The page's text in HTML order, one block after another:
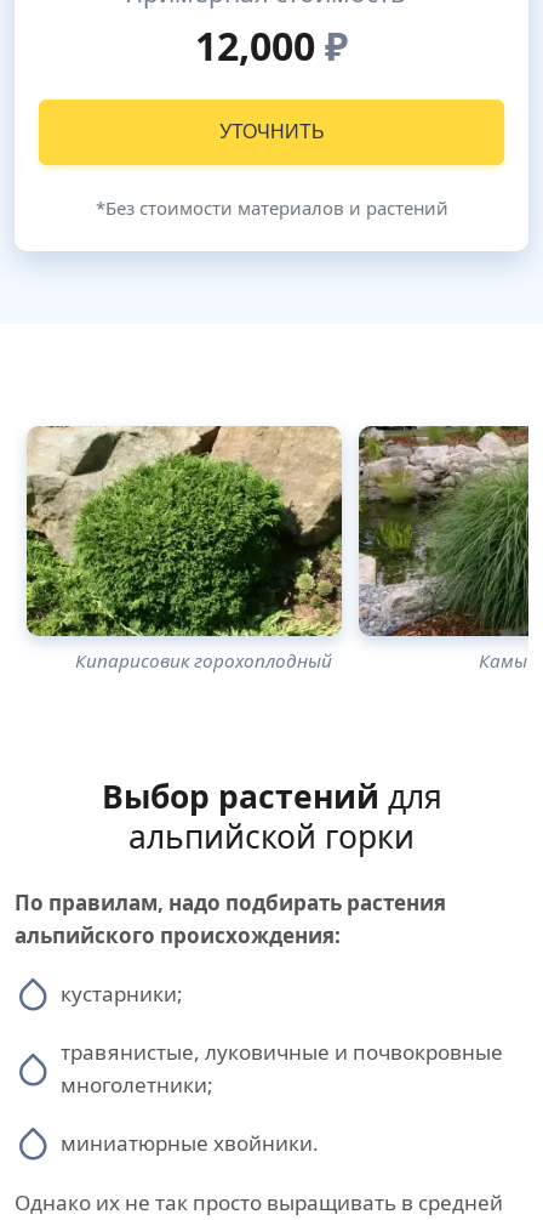
12,000₽
УТОЧНИТЬ
*Без стоимости материалов и растений
Кипарисовик горохоплодный
Выбор растений для
альпийской горки
По правилам, надо подбирать растения
альпийского происхождения:
кустарники;
травянистые, луковичные и почвокровные
многолетники;
миниатюрные хвойники.
Однако их не так просто выращивать в средней